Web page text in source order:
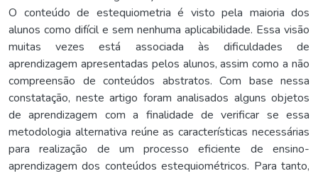
O conteúdo de estequiometria é visto pela maioria dos
alunos como difícil e sem nenhuma aplicabilidade. Essa visão
muitas vezes está associada às dificuldades de
aprendizagem apresentadas pelos alunos, assim como a não
compreensão de conteúdos abstratos. Com base nessa
constatação, neste artigo foram analisados alguns objetos
de aprendizagem com a finalidade de verificar se essa
metodologia alternativa reúne as características necessárias
para realização de um processo eficiente de ensino-
aprendizagem dos conteúdos estequiométricos. Para tanto,